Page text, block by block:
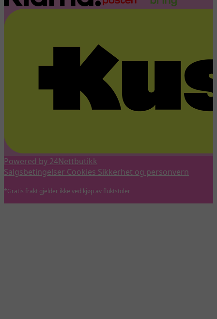
Powered by 24Nettbutikk
Salgsbetingelser Cookies Sikkerhet og personvern
*Gratis frakt gjelder ikke ved kjøp av fluktstoler